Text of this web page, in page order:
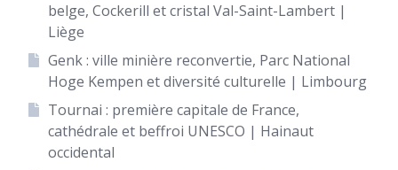
belge, Cockerill et cristal Val-Saint-Lambert |
Liège
Genk : ville minière reconvertie, Parc National
Hoge Kempen et diversité culturelle | Limbourg
Tournai : première capitale de France,
cathédrale et beffroi UNESCO | Hainaut
occidental